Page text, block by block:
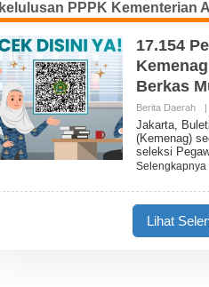
kelulusan PPPK Kementerian
17.154
Berkas
Berita Daerah |
Jakarta,
(Kemenag)
seleksi
Selengkapnya
Lihat